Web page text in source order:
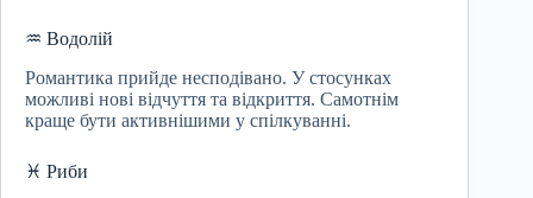
♒ Водолій
Романтика прийде несподівано. У стосунках
можливі нові відчуття та відкриття. Самотнім
краще бути активнішими у спілкуванні.
♓ Риби